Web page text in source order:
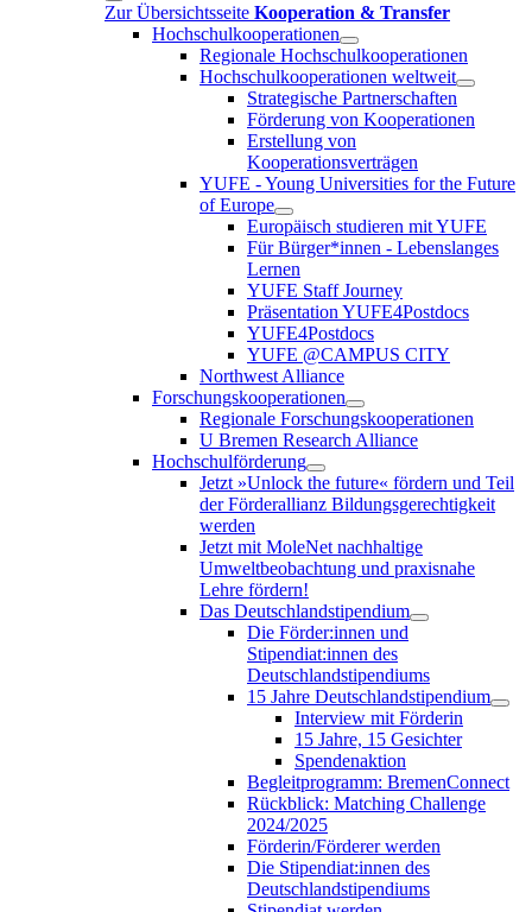
Zur Übersichtsseite Kooperation & Transfer
Hochschulkooperationen
Regionale Hochschulkooperationen
Hochschulkooperationen weltweit
Strategische Partnerschaften
Förderung von Kooperationen
Erstellung von
Kooperationsverträgen
YUFE - Young Universities for the Future
of Europe
Europäisch studieren mit YUFE
Für Bürger*innen - Lebenslanges
Lernen
YUFE Staff Journey
Präsentation YUFE4Postdocs
YUFE4Postdocs
YUFE @CAMPUS CITY
Northwest Alliance
Forschungskooperationen
Regionale Forschungskooperationen
U Bremen Research Alliance
Hochschulförderung
Jetzt »Unlock the future« fördern und Teil
der Förderallianz Bildungsgerechtigkeit
werden
Jetzt mit MoleNet nachhaltige
Umweltbeobachtung und praxisnahe
Lehre fördern!
Das Deutschlandstipendium
Die Förder:innen und
Stipendiat:innen des
Deutschlandstipendiums
15 Jahre Deutschlandstipendium
Interview mit Förderin
15 Jahre, 15 Gesichter
Spendenaktion
Begleitprogramm: BremenConnect
Rückblick: Matching Challenge
2024/2025
Förderin/Förderer werden
Die Stipendiat:innen des
Deutschlandstipendiums